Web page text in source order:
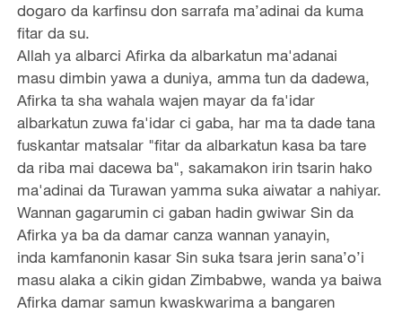
dogaro da karfinsu don sarrafa ma’adinai da kuma
fitar da su.
Allah ya albarci Afirka da albarkatun ma'adanai
masu dimbin yawa a duniya, amma tun da dadewa,
Afirka ta sha wahala wajen mayar da fa'idar
albarkatun zuwa fa'idar ci gaba, har ma ta dade tana
fuskantar matsalar "fitar da albarkatun kasa ba tare
da riba mai dacewa ba", sakamakon irin tsarin hako
ma'adinai da Turawan yamma suka aiwatar a nahiyar.
Wannan gagarumin ci gaban hadin gwiwar Sin da
Afirka ya ba da damar canza wannan yanayin,
inda kamfanonin kasar Sin suka tsara jerin sana’o’i
masu alaka a cikin gidan Zimbabwe, wanda ya baiwa
Afirka damar samun kwaskwarima a bangaren